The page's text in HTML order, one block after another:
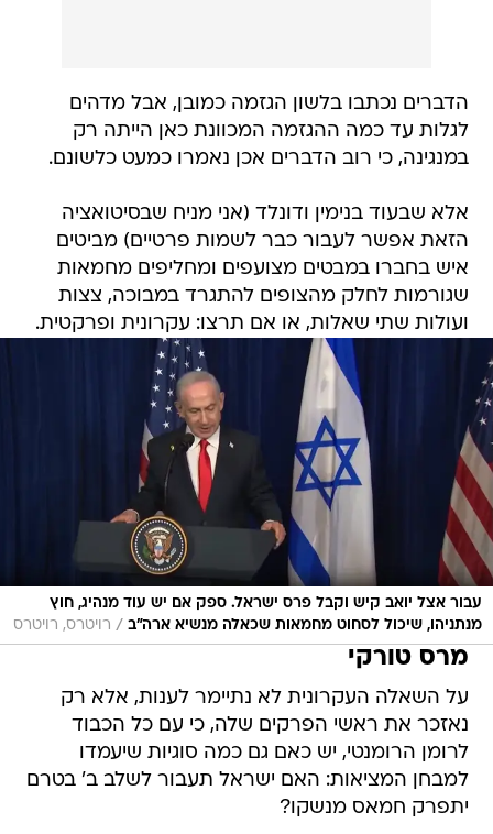
הדברים נכתבו בלשון הגזמה כמובן, אבל מדהים
לגלות עד כמה ההגזמה המכוונת כאן הייתה רק
במנגינה, כי רוב הדברים אכן נאמרו כמעט כלשונם.
אלא שבעוד בנימין ודונלד (אני מניח שבסיטואציה
הזאת אפשר לעבור כבר לשמות פרטיים) מביטים
איש בחברו במבטים מצועפים ומחליפים מחמאות
שגורמות לחלק מהצופים להתגרד במבוכה, צצות
ועולות שתי שאלות, או אם תרצו: עקרונית ופרקטית.
עבור אצל יואב קיש וקבל פרס ישראל. ספק אם יש עוד מנהיג, חוץ
מנתניהו, שיכול לסחוט מחמאות שכאלה מנשיא ארה"ב / רויטרס, רויטרס
מרס טורקי
על השאלה העקרונית לא נתיימר לענות, אלא רק
נאזכר את ראשי הפרקים שלה, כי עם כל הכבוד
לרומן הרומנטי, יש כאם גם כמה סוגיות שיעמדו
למבחן המציאות: האם ישראל תעבור לשלב ב' בטרם
יתפרק חמאס מנשקו?